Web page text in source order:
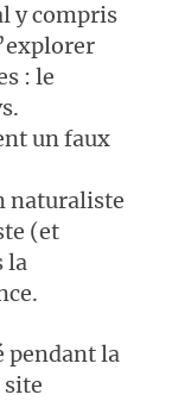
y compris
: le
un faux
naturaliste
(et
la
pendant la
site